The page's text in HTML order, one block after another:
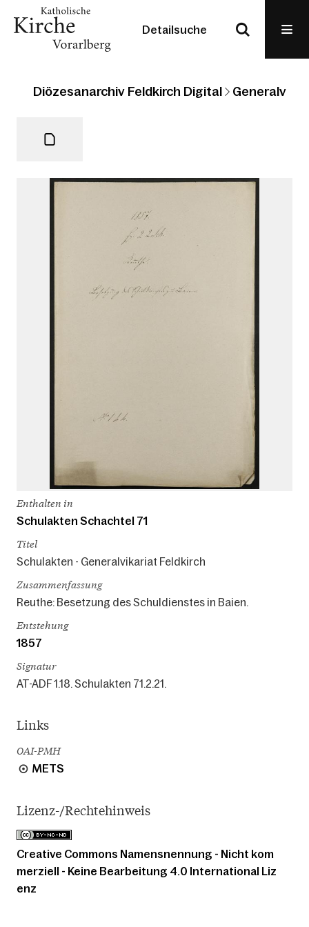
Detailsuche
Diözesanarchiv Feldkirch Digital
Enthalten in
Schulakten Schachtel 71
Titel
Schulakten - Generalvikariat Feldkirch
Zusammenfassung
Reuthe: Besetzung des Schuldienstes in Baien.
Entstehung
1857
Signatur
AT-ADF 1.18. Schulakten 71.2.21.
Links
OAI-PMH
METS
Lizenz-/Rechtehinweis
Creative Commons Namensnennung - Nicht kom
merziell - Keine Bearbeitung 4.0 International Liz
enz